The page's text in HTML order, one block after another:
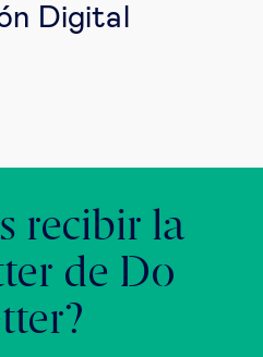
Digital
recibir la
de Do